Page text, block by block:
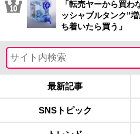
「転売ヤーから買
ッシャブルタンク”
ち着いたら買う」
最新記事
SNSトピック